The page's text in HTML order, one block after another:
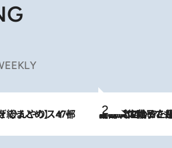
2026.8.5
【阿川佐和子さんの年とる力】なぜ70代で始めた趣味は“こんなに楽しい”のか？ ピアノ、俳句…スランプに陥っても続けられる“ある秘訣”とは